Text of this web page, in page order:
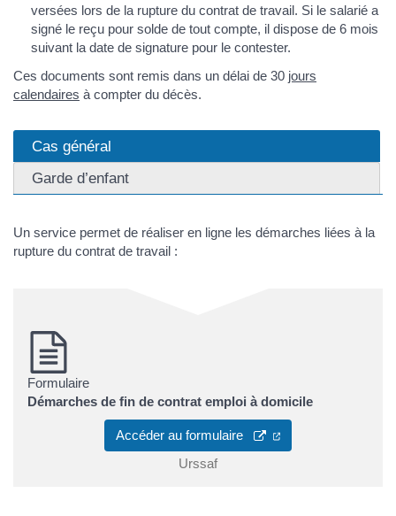
versées lors de la rupture du contrat de travail. Si le salarié a
signé le reçu pour solde de tout compte, il dispose de 6 mois
suivant la date de signature pour le contester.
Ces documents sont remis dans un délai de 30 jours
calendaires à compter du décès.
Cas général
Garde d’enfant
Un service permet de réaliser en ligne les démarches liées à la
rupture du contrat de travail :
Formulaire
Démarches de fin de contrat emploi à domicile
Accéder au formulaire
Urssaf